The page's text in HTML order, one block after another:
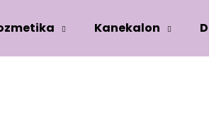
Kanekalon